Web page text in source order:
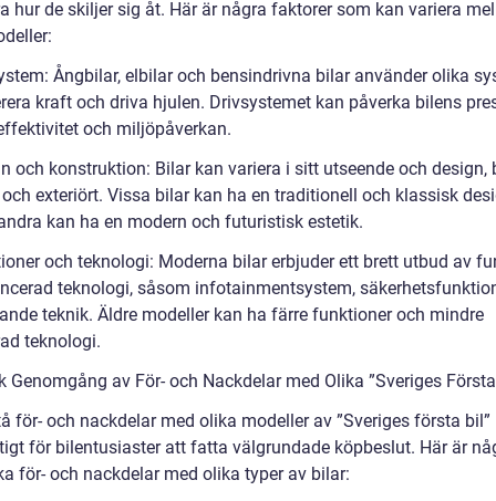
hur de skiljer sig åt. Här är några faktorer som kan variera
Ångbilar, elbilar och bensindrivna bilar använder olika
kraft och driva hjulen. Drivsystemet kan påverka bilens
och miljöpåverkan.
och konstruktion: Bilar kan variera i sitt utseende och design,
exteriört. Vissa bilar kan ha en traditionell och klassisk
kan ha en modern och futuristisk estetik.
och teknologi: Moderna bilar erbjuder ett brett utbud av
teknologi, såsom infotainmentsystem,
teknik. Äldre modeller kan ha färre funktioner och mindre
teknologi.
Genomgång av För- och Nackdelar med Olika ”Sveriges
för- och nackdelar med olika modeller av ”Sveriges första bil”
för bilentusiaster att fatta välgrundade köpbeslut. Här är
för- och nackdelar med olika typer av bilar: